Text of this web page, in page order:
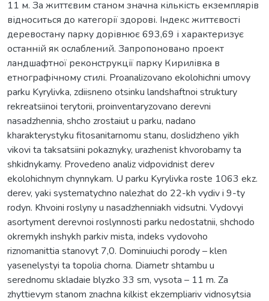
11 м. За життєвим станом значна кількість екземплярів
відноситься до категорії здорові. Індекс життєвості
деревостану парку дорівнює 693,69 і характеризує
останній як ослаблений. Запропоновано проект
ландшафтної реконструкції парку Кирилівка в
етнографічному стилі. Proanalizovano ekolohichni umovy
parku Kyrylivka, zdiisneno otsinku landshaftnoi struktury
rekreatsiinoi terytorii, proinventaryzovano derevni
nasadzhennia, shcho zrostaiut u parku, nadano
kharakterystyku fitosanitarnomu stanu, doslidzheno yikh
vikovi ta taksatsiini pokaznyky, urazhenist khvorobamy ta
shkidnykamy. Provedeno analiz vidpovidnist derev
ekolohichnym chynnykam. U parku Kyrylivka roste 1063 ekz.
derev, yaki systematychno nalezhat do 22-kh vydiv i 9-ty
rodyn. Khvoini roslyny u nasadzhenniakh vidsutni. Vydovyi
asortyment derevnoi roslynnosti parku nedostatnii, shchodo
okremykh inshykh parkiv mista, indeks vydovoho
riznomanittia stanovyt 7,0. Dominuiuchi porody – klen
yasenelystyi ta topolia chorna. Diametr shtambu u
serednomu skladaie blyzko 33 sm, vysota – 11 m. Za
zhyttievym stanom znachna kilkist ekzempliariv vidnosytsia